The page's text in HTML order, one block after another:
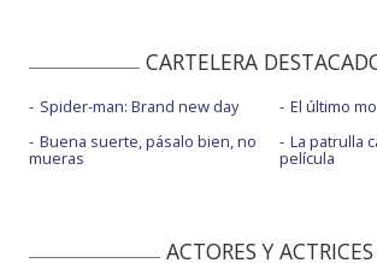
CARTELERA
Spider-man: Brand new day
Buena suerte, pásalo bien, no
mueras
El último
La patrulla
película
ACTORES Y ACTRICES